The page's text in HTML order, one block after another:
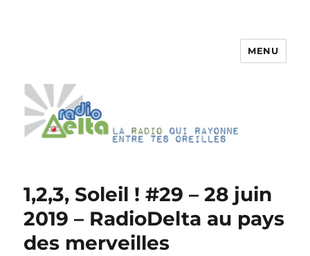
MENU
1,2,3, Soleil ! #29 – 28 juin
2019 – RadioDelta au pays
des merveilles